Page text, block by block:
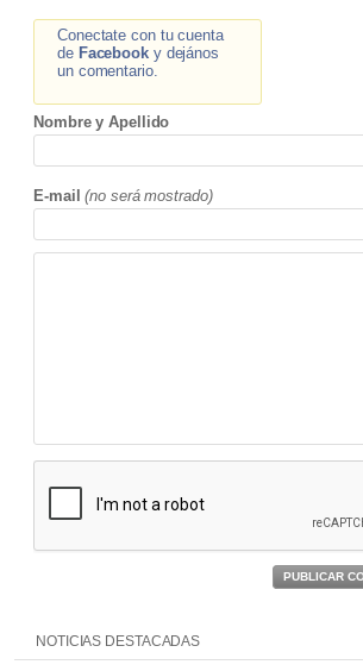
Conectate con tu cuenta
de Facebooky dejános
un comentario.
Nombre y Apellido
E-mail (no será mostrado)
PUBLICAR
NOTICIAS DESTACADAS